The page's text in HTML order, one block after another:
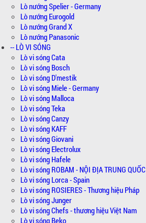
Lò nướng Spelier - Germany
Lò nướng Eurogold
Lò nướng Grand X
Lò nướng Panasonic
-- LÒ VI SÓNG
Lò vi sóng Cata
Lò vi sóng Bosch
Lò vi sóng D'mestik
Lò vi sóng Miele - Germany
Lò vi sóng Malloca
Lò vi sóng Teka
Lò vi sóng Canzy
Lò vi sóng KAFF
Lò vi sóng Giovani
Lò vi sóng Electrolux
Lò vi sóng Hafele
Lò vi sóng ROBAM - NỘI ĐỊA TRUNG QUỐC
Lò vi sóng Lorca - Spain
Lò vi sóng ROSIERES - Thương hiệu Pháp
Lò vi sóng Junger
Lò vi sóng Chefs - thương hiệu Việt Nam
Lò vi sóng Beko